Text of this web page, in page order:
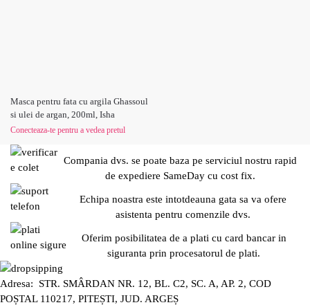
Masca pentru fata cu argila Ghassoul
si ulei de argan, 200ml, Isha
Conecteaza-te pentru a vedea pretul
Compania dvs. se poate baza pe serviciul nostru rapid
de expediere SameDay cu cost fix.
Echipa noastra este intotdeauna gata sa va ofere
asistenta pentru comenzile dvs.
Oferim posibilitatea de a plati cu card bancar in
siguranta prin procesatorul de plati.
Adresa: STR. SMÂRDAN NR. 12, BL. C2, SC. A, AP. 2, COD
POȘTAL 110217, PITEȘTI, JUD. ARGEȘ